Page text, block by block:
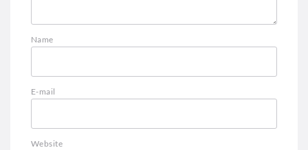
Name
E-mail
Website